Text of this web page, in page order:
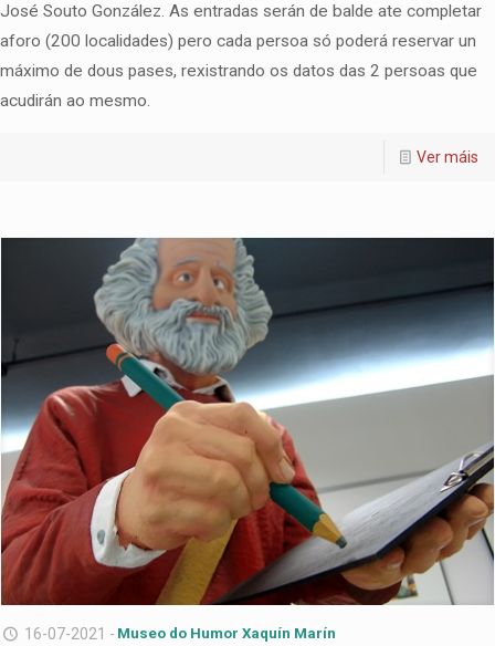
José Souto González. As entradas serán de balde ate completar
aforo (200 localidades) pero cada persoa só poderá reservar un
máximo de dous pases, rexistrando os datos das 2 persoas que
acudirán ao mesmo.
Ver máis
16-07-2021 - Museo do Humor Xaquín Marín